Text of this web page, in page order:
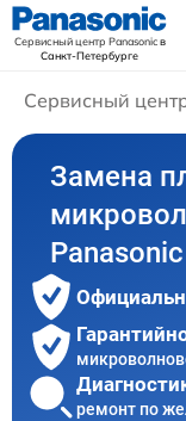
Сервисный центр Panasonicв
Санкт-Петербурге
Сервисный
Замена
ремонт по